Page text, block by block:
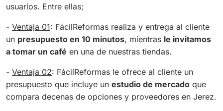
usuarios. Entre ellas;
- Ventaja 01: FácilReformas realiza y entrega al cliente
un presupuesto en 10 minutos, mientras le invitamos
a tomar un café en una de nuestras tiendas.
- Ventaja 02: FácilReformas le ofrece al cliente un
presupuesto que incluye un estudio de mercado que
compara decenas de opciones y proveedores en Jerez.